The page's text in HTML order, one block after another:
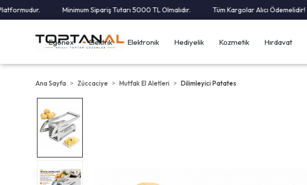
Minimum Sipariş Tutarı 5000 TL Olmalıdır. Tüm Kargolar Alıcı Ödemelidir!
Egonex Elektrik Elektronik Hediyelik Kozmetik Hırdavat
Ana Sayfa Züccaciye Mutfak El Aletleri Dilimleyici Patates